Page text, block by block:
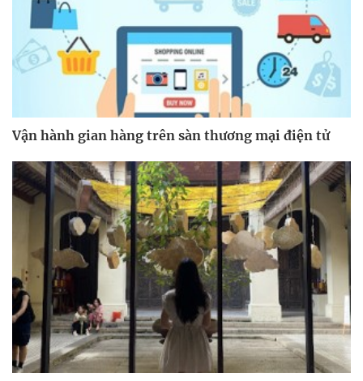
Vận hành gian hàng trên sàn thương mại điện tử